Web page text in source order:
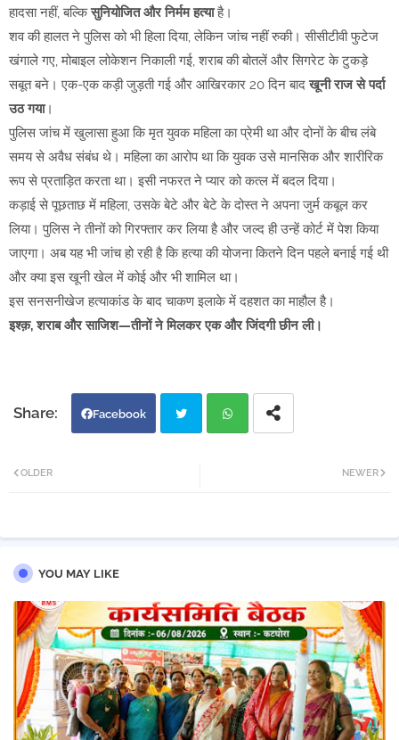
हादसा नहीं, बल्किसुनियोजित और निर्मम हत्याहै।
शव की हालत ने पुलिस को भी हिला दिया, लेकिन जांच नहीं रुकी। सीसीटीवी फुटेज
खंगाले गए, मोबाइल लोकेशन निकाली गई, शराब की बोतलें और सिगरेट के टुकड़े
सबूत बने। एक-एक कड़ी जुड़ती गई और आखिरकार 20 दिन बादखूनी राज से पर्दा
उठ गया।
पुलिस जांच में खुलासा हुआ कि मृत युवक महिला का प्रेमी था और दोनों के बीच लंबे
समय से अवैध संबंध थे। महिला का आरोप था कि युवक उसे मानसिक और शारीरिक
रूप से प्रताड़ित करता था। इसी नफरत ने प्यार को कत्ल में बदल दिया।
कड़ाई से पूछताछ में महिला, उसके बेटे और बेटे के दोस्त ने अपना जुर्म कबूल कर
लिया। पुलिस ने तीनों को गिरफ्तार कर लिया है और जल्द ही उन्हें कोर्ट में पेश किया
जाएगा। अब यह भी जांच हो रही है कि हत्या की योजना कितने दिन पहले बनाई गई थी
और क्या इस खूनी खेल में कोई और भी शामिल था।
इस सनसनीखेज हत्याकांड के बाद चाकण इलाके में दहशत का माहौल है।
इश्क़, शराब और साजिश—तीनों ने मिलकर एक और जिंदगी छीन ली।
Facebook
pp
NEWER
OLDER
YOU MAY LIKE